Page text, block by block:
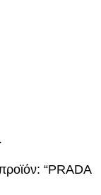
“PRADA